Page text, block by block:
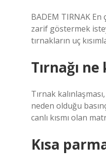
BADEM TIRNAK
zarif göstermek
tırnakların uç
Tırnağı ne
Tırnak
neden olduğu
canlı kısmı olan
Kısa